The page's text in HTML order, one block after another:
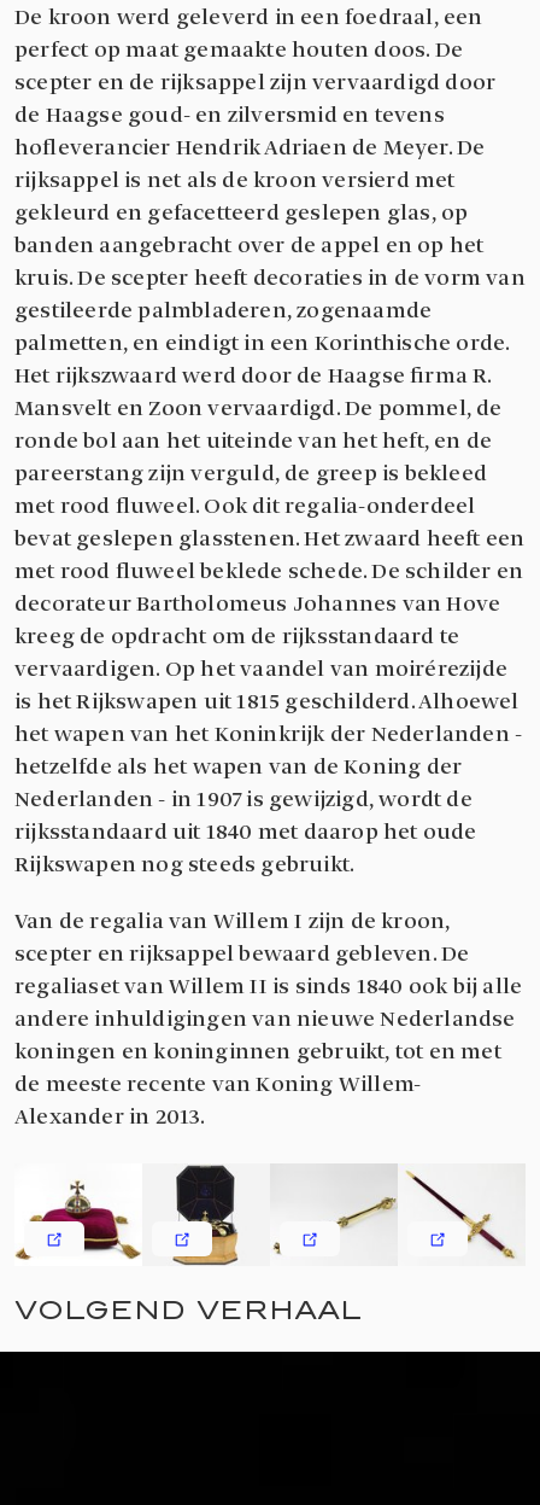
De kroon werd geleverd in een foedraal, een
perfect op maat gemaakte houten doos. De
scepter en de rijksappel zijn vervaardigd door
de Haagse goud- en zilversmid en tevens
hofleverancier Hendrik Adriaen de Meyer. De
rijksappel is net als de kroon versierd met
gekleurd en gefacetteerd geslepen glas, op
banden aangebracht over de appel en op het
kruis. De scepter heeft decoraties in de vorm van
gestileerde palmbladeren, zogenaamde
palmetten, en eindigt in een Korinthische orde.
Het rijkszwaard werd door de Haagse firma R.
Mansvelt en Zoon vervaardigd. De pommel, de
ronde bol aan het uiteinde van het heft, en de
pareerstang zijn verguld, de greep is bekleed
met rood fluweel. Ook dit regalia-onderdeel
bevat geslepen glasstenen. Het zwaard heeft een
met rood fluweel beklede schede. De schilder en
decorateur Bartholomeus Johannes van Hove
kreeg de opdracht om de rijksstandaard te
vervaardigen. Op het vaandel van moirérezijde
is het Rijkswapen uit 1815 geschilderd. Alhoewel
het wapen van het Koninkrijk der Nederlanden -
hetzelfde als het wapen van de Koning der
Nederlanden - in 1907 is gewijzigd, wordt de
rijksstandaard uit 1840 met daarop het oude
Rijkswapen nog steeds gebruikt.
Van de regalia van Willem I zijn de kroon,
scepter en rijksappel bewaard gebleven. De
regaliaset van Willem II is sinds 1840 ook bij alle
andere inhuldigingen van nieuwe Nederlandse
koningen en koninginnen gebruikt, tot en met
de meeste recente van Koning Willem-
Alexander in 2013.
VOLGEND VERHAAL